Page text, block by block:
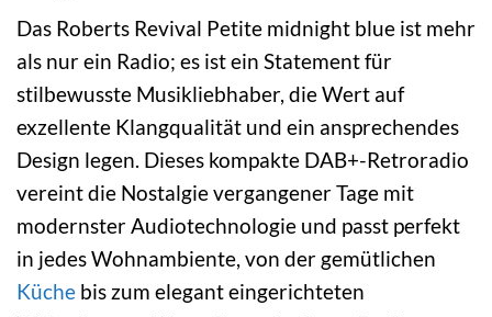
Das Roberts Revival Petite midnight blue ist mehr
als nur ein Radio; es ist ein Statement für
stilbewusste Musikliebhaber, die Wert auf
exzellente Klangqualität und ein ansprechendes
Design legen. Dieses kompakte DAB+-Retroradio
vereint die Nostalgie vergangener Tage mit
modernster Audiotechnologie und passt perfekt
in jedes Wohnambiente, von der gemütlichen
Küche bis zum elegant eingerichteten